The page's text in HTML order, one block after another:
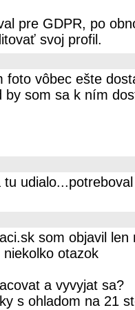
pre GDPR, po
svoj profil.
foto vôbec ešte
by som sa k ním
som objavil
otazok
a vyvyjat sa?
s ohladom na 21